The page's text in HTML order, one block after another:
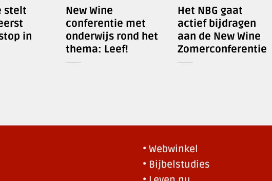
stelt
in
New Wine
conferentie met
onderwijs rond het
thema: Leef!
Het NBG gaat
actief bijdragen
aan de New Wine
Zomerconferentie
• Webwinkel
• Bijbelstudies